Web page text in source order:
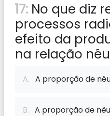
17: No que diz
processos
efeito da
na relação
A. A proporção de
B. A proporção de